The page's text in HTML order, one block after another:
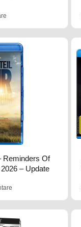
Reminders Of
– Update